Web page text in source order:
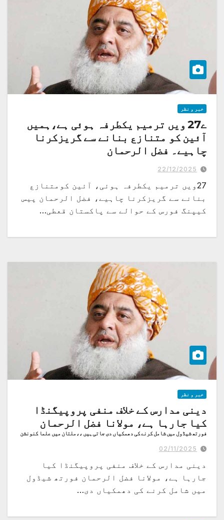
خبر و نظر
ے27 ویں ترمیم یکطرفہ ہوئی ہے،ہمیں
آئین کو متنازع بنانے سے گریزکرنا
چاہیے۔ فضل الرحمان
پرمتنازعہ نہیں بننا چاہیے، پریس کانفرنس
22/12/2025
27ویں ترمیم یکطرفہ ہوئی، آئین کومتنازع
بنانے سے گریزکرنا چاہیے، فضل الرحمان پیس
کیپنگ فورس کے حوالے سے پاکستان قعطی…
خبر و نظر
دینی مدارس کے خلاف منفی پروپیگنڈا
کیا جارہا ہے، مولانا فضل الرحمان
فورتھ شیڈول میں شامل کرنے کی دھمکیاں دی جاتی ہیں ،،ملتان میں علما کنونشن
02/11/2025
دینی مدارس کے خلاف منفی پروپیگنڈا کیا
جارہا ہے، مولانا فضل الرحمان فورتھ شیڈول
میں شامل کرنے کی دھمکیاں دی…